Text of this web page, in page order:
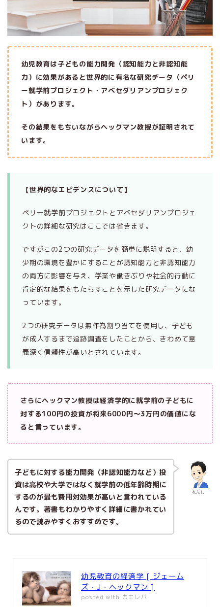
幼児教育は子どもの能力開発（認知能力と非認知能
力）に効果があると世界的に有名な研究データ（ペリ
ー就学前プロジェクト・アベセダリアンプロジェク
ト）があります。
その結果をもちいながらヘックマン教授が証明されて
います。
【世界的なエビデンスについて】
ペリー就学前プロジェクトとアベセダリアンプロジェ
クトの詳細な研究はここでは省きます。
ですがこの2つの研究データを簡単に説明すると、幼
少期の環境を豊かにすることが認知能力と非認知能力
の両方に影響を与え、学業や働きぶりや社会的行動に
肯定的な結果をもたらすことを示した研究データにな
っています。
2つの研究データは無作為割り当てを使用し、子ども
が成人するまで追跡調査をしたことから、きわめて意
義深く信頼性が高いとされています。
さらにヘックマン教授は経済学的に就学前の子どもに
対する100円の投資が将来6000円～3万円の価値にな
ると言っています。
れんし
子どもに対する能力開発（非認知能力など）投
資は高校や大学ではなく就学前の低年齢時期に
するのが最も費用対効果が高いと言われている
んです。著書もわかりやすく詳細に書かれてい
るので読みやすくおすすめです。
幼児教育の経済学 [ ジェーム
ズ・J・ヘックマン ]
posted with カエレバ